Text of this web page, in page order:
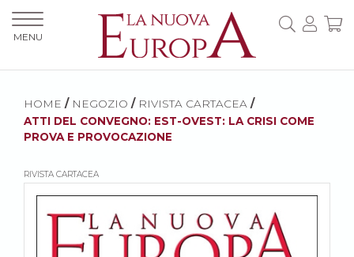
HOME / NEGOZIO / RIVISTA CARTACEA /
ATTI DEL CONVEGNO: EST-OVEST: LA CRISI COME
PROVA E PROVOCAZIONE
RIVISTA CARTACEA
MENU